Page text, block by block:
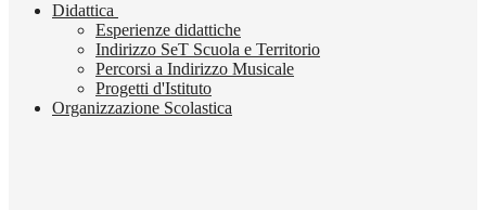
Didattica
Esperienze didattiche
Indirizzo SeT Scuola e Territorio
Percorsi a Indirizzo Musicale
Progetti d'Istituto
Organizzazione Scolastica